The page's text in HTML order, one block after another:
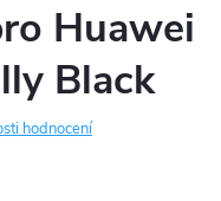
Huawei
Black
hodnocení